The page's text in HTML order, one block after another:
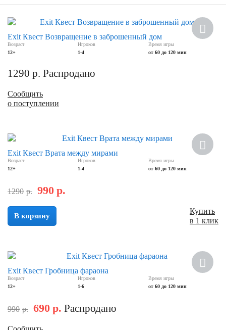
Exit Квест Возвращение в заброшенный дом
Возраст
12+
Игроков
1-4
Время игры
от 60 до 120 мин
1290 р. Распродано
Сообщить
о поступлении
Exit Квест Врата между мирами
Возраст
12+
Игроков
1-4
Время игры
от 60 до 120 мин
1290 р. 990 р.
В корзину
Купить
в 1 клик
Exit Квест Гробница фараона
Возраст
12+
Игроков
1-6
Время игры
от 60 до 120 мин
990 р. 690 р. Распродано